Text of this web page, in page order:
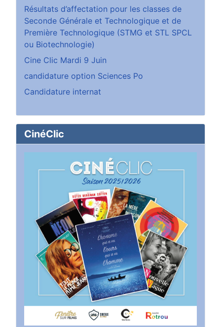
Résultats d’affectation pour les classes de
Seconde Générale et Technologique et de
Première Technologique (STMG et STL SPCL
ou Biotechnologie)
Cine Clic Mardi 9 Juin
candidature option Sciences Po
Candidature internat
CinéClic